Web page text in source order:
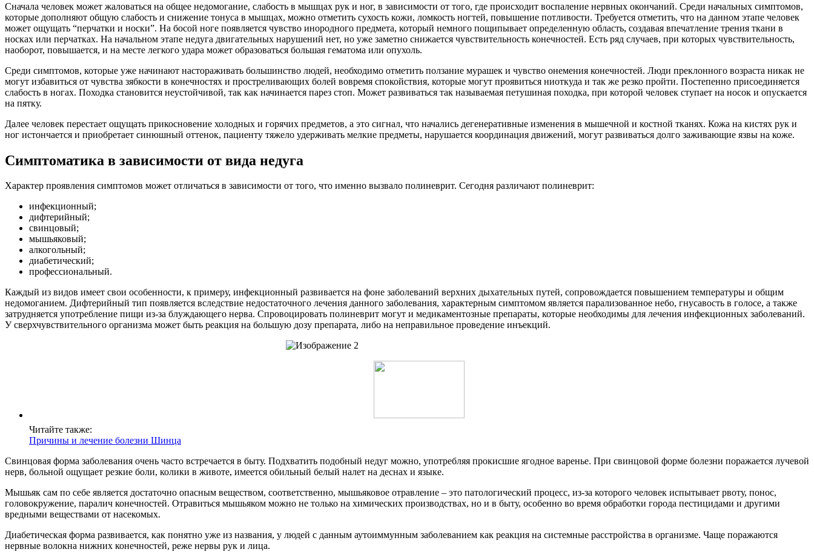
Сначала человек может жаловаться на общее недомогание, слабость в мышцах рук и ног, в зависимости от того, где происходит воспаление нервных окончаний. Среди начальных симптомов,
которые дополняют общую слабость и снижение тонуса в мышцах, можно отметить сухость кожи, ломкость ногтей, повышение потливости. Требуется отметить, что на данном этапе человек
может ощущать “перчатки и носки”. На босой ноге появляется чувство инородного предмета, который немного пощипывает определенную область, создавая впечатление трения ткани в
носках или перчатках. На начальном этапе недуга двигательных нарушений нет, но уже заметно снижается чувствительность конечностей. Есть ряд случаев, при которых чувствительность,
наоборот, повышается, и на месте легкого удара может образоваться большая гематома или опухоль.
Среди симптомов, которые уже начинают настораживать большинство людей, необходимо отметить ползание мурашек и чувство онемения конечностей. Люди преклонного возраста никак не
могут избавиться от чувства зябкости в конечностях и простреливающих болей вовремя спокойствия, которые могут проявиться ниоткуда и так же резко пройти. Постепенно присоединяется
слабость в ногах. Походка становится неустойчивой, так как начинается парез стоп. Может развиваться так называемая петушиная походка, при которой человек ступает на носок и опускается
на пятку.
Далее человек перестает ощущать прикосновение холодных и горячих предметов, а это сигнал, что начались дегенеративные изменения в мышечной и костной тканях. Кожа на кистях рук и
ног истончается и приобретает синюшный оттенок, пациенту тяжело удерживать мелкие предметы, нарушается координация движений, могут развиваться долго заживающие язвы на коже.
Симптоматика в зависимости от вида недуга
Характер проявления симптомов может отличаться в зависимости от того, что именно вызвало полиневрит. Сегодня различают полиневрит:
инфекционный;
дифтерийный;
свинцовый;
мышьяковый;
алкогольный;
диабетический;
профессиональный.
Каждый из видов имеет свои особенности, к примеру, инфекционный развивается на фоне заболеваний верхних дыхательных путей, сопровождается повышением температуры и общим
недомоганием. Дифтерийный тип появляется вследствие недостаточного лечения данного заболевания, характерным симптомом является парализованное небо, гнусавость в голосе, а также
затрудняется употребление пищи из-за блуждающего нерва. Спровоцировать полиневрит могут и медикаментозные препараты, которые необходимы для лечения инфекционных заболеваний.
У сверхчувствительного организма может быть реакция на большую дозу препарата, либо на неправильное проведение инъекций.
Читайте также:
Причины и лечение болезни Шинца
Свинцовая форма заболевания очень часто встречается в быту. Подхватить подобный недуг можно, употребляя прокисшие ягодное варенье. При свинцовой форме болезни поражается лучевой
нерв, больной ощущает резкие боли, колики в животе, имеется обильный белый налет на деснах и языке.
Мышьяк сам по себе является достаточно опасным веществом, соответственно, мышьяковое отравление – это патологический процесс, из-за которого человек испытывает рвоту, понос,
головокружение, паралич конечностей. Отравиться мышьяком можно не только на химических производствах, но и в быту, особенно во время обработки города пестицидами и другими
вредными веществами от насекомых.
Диабетическая форма развивается, как понятно уже из названия, у людей с данным аутоиммунным заболеванием как реакция на системные расстройства в организме. Чаще поражаются
нервные волокна нижних конечностей, реже нервы рук и лица.